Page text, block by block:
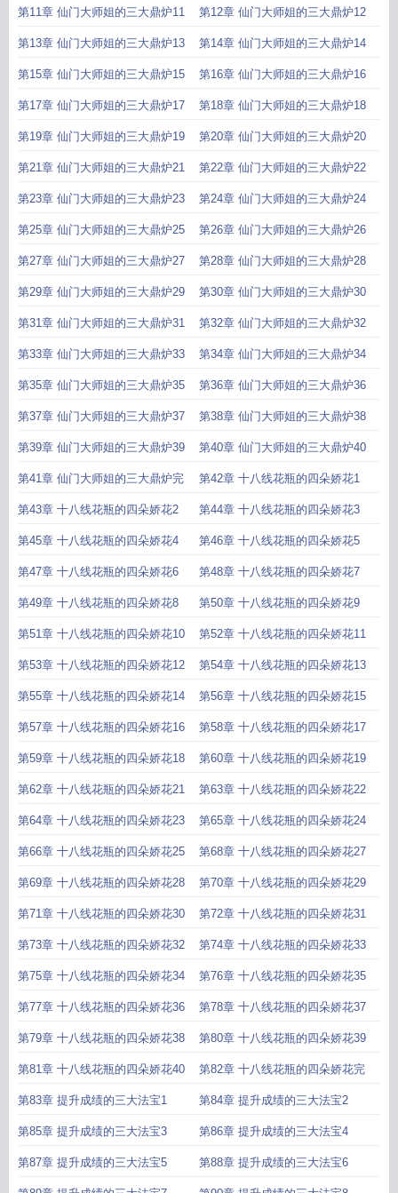
第11章 仙门大师姐的三大鼎炉11 第12章 仙门大师姐的三大鼎炉12
第13章 仙门大师姐的三大鼎炉13 第14章 仙门大师姐的三大鼎炉14
第15章 仙门大师姐的三大鼎炉15 第16章 仙门大师姐的三大鼎炉16
第17章 仙门大师姐的三大鼎炉17 第18章 仙门大师姐的三大鼎炉18
第19章 仙门大师姐的三大鼎炉19 第20章 仙门大师姐的三大鼎炉20
第21章 仙门大师姐的三大鼎炉21 第22章 仙门大师姐的三大鼎炉22
第23章 仙门大师姐的三大鼎炉23 第24章 仙门大师姐的三大鼎炉24
第25章 仙门大师姐的三大鼎炉25 第26章 仙门大师姐的三大鼎炉26
第27章 仙门大师姐的三大鼎炉27 第28章 仙门大师姐的三大鼎炉28
第29章 仙门大师姐的三大鼎炉29 第30章 仙门大师姐的三大鼎炉30
第31章 仙门大师姐的三大鼎炉31 第32章 仙门大师姐的三大鼎炉32
第33章 仙门大师姐的三大鼎炉33 第34章 仙门大师姐的三大鼎炉34
第35章 仙门大师姐的三大鼎炉35 第36章 仙门大师姐的三大鼎炉36
第37章 仙门大师姐的三大鼎炉37 第38章 仙门大师姐的三大鼎炉38
第39章 仙门大师姐的三大鼎炉39 第40章 仙门大师姐的三大鼎炉40
第41章 仙门大师姐的三大鼎炉完 第42章 十八线花瓶的四朵娇花1
第43章 十八线花瓶的四朵娇花2 第44章 十八线花瓶的四朵娇花3
第45章 十八线花瓶的四朵娇花4 第46章 十八线花瓶的四朵娇花5
第47章 十八线花瓶的四朵娇花6 第48章 十八线花瓶的四朵娇花7
第49章 十八线花瓶的四朵娇花8 第50章 十八线花瓶的四朵娇花9
第51章 十八线花瓶的四朵娇花10 第52章 十八线花瓶的四朵娇花11
第53章 十八线花瓶的四朵娇花12 第54章 十八线花瓶的四朵娇花13
第55章 十八线花瓶的四朵娇花14 第56章 十八线花瓶的四朵娇花15
第57章 十八线花瓶的四朵娇花16 第58章 十八线花瓶的四朵娇花17
第59章 十八线花瓶的四朵娇花18 第60章 十八线花瓶的四朵娇花19
第62章 十八线花瓶的四朵娇花21 第63章 十八线花瓶的四朵娇花22
第64章 十八线花瓶的四朵娇花23 第65章 十八线花瓶的四朵娇花24
第66章 十八线花瓶的四朵娇花25 第68章 十八线花瓶的四朵娇花27
第69章 十八线花瓶的四朵娇花28 第70章 十八线花瓶的四朵娇花29
第71章 十八线花瓶的四朵娇花30 第72章 十八线花瓶的四朵娇花31
第73章 十八线花瓶的四朵娇花32 第74章 十八线花瓶的四朵娇花33
第75章 十八线花瓶的四朵娇花34 第76章 十八线花瓶的四朵娇花35
第77章 十八线花瓶的四朵娇花36 第78章 十八线花瓶的四朵娇花37
第79章 十八线花瓶的四朵娇花38 第80章 十八线花瓶的四朵娇花39
第81章 十八线花瓶的四朵娇花40 第82章 十八线花瓶的四朵娇花完
第83章 提升成绩的三大法宝1 第84章 提升成绩的三大法宝2
第85章 提升成绩的三大法宝3 第86章 提升成绩的三大法宝4
第87章 提升成绩的三大法宝5 第88章 提升成绩的三大法宝6